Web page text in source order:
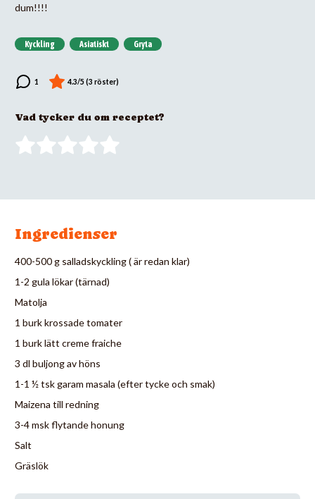
dum!!!!
Kyckling Asiatiskt Gryta
Vad tycker du om receptet?
Ingredienser
400-500 g salladskyckling ( är redan klar)
1-2 gula lökar (tärnad)
Matolja
1 burk krossade tomater
1 burk lätt creme fraiche
3 dl buljong av höns
1-1 ½ tsk garam masala (efter tycke och smak)
Maizena till redning
3-4 msk flytande honung
Salt
Gräslök